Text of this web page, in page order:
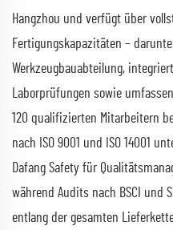
Hangzhou und verfügt über
Fertigungskapazitäten –
Werkzeugbauabteilung,
Laborprüfungen sowie
120 qualifizierten Mitarbeitern
nach ISO 9001 und ISO 14001
Dafang Safety für
während Audits nach BSCI und
entlang der gesamten